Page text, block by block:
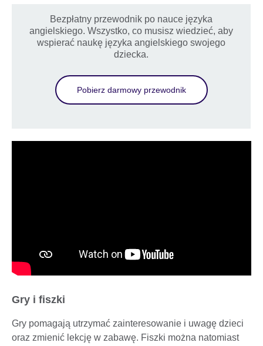
Bezpłatny przewodnik po nauce języka
angielskiego. Wszystko, co musisz wiedzieć, aby
wspierać naukę języka angielskiego swojego
dziecka.
Pobierz darmowy przewodnik
Gry i fiszki
Gry pomagają utrzymać zainteresowanie i uwagę dzieci
oraz zmienić lekcję w zabawę. Fiszki można natomiast